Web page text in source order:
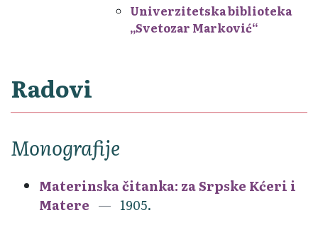
Univerzitetska biblioteka
„Svetozar Marković“
Radovi
Monografije
Materinska čitanka: za Srpske Kćeri i
Matere
1905.